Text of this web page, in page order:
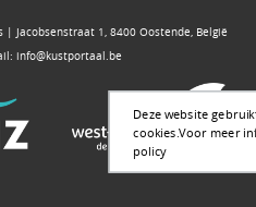
Jacobsenstraat 1, 8400 Oostende, België
info@kustportaal.be
Deze website
cookies.Voor meer
policy